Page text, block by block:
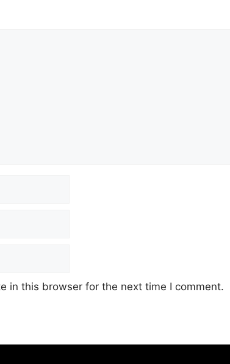
in this browser for the next time I comment.